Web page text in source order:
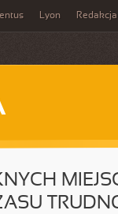
Lyon Redakcja